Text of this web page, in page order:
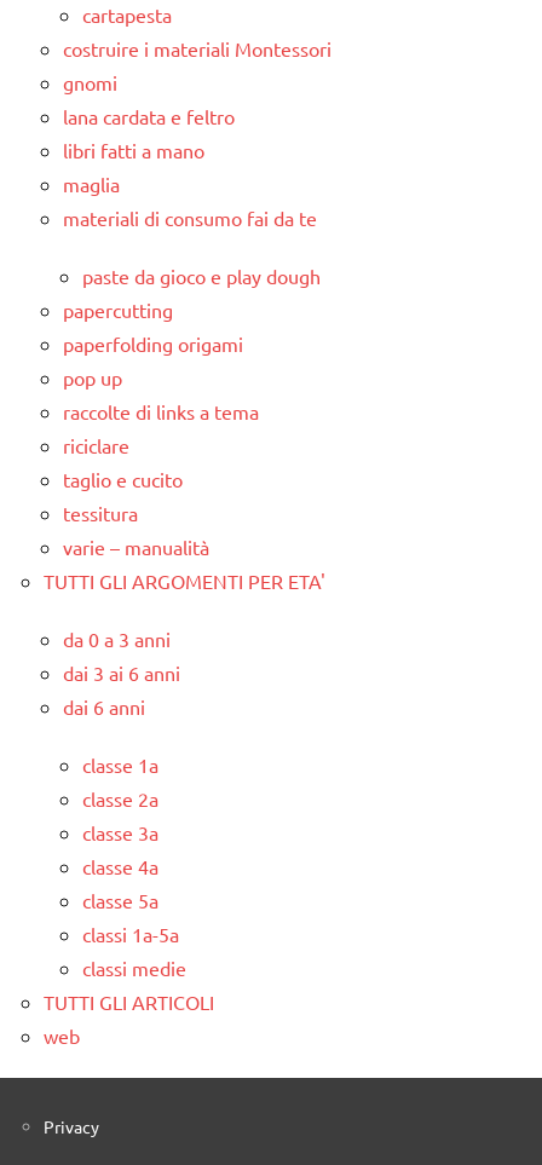
cartapesta
costruire i materiali Montessori
gnomi
lana cardata e feltro
libri fatti a mano
maglia
materiali di consumo fai da te
paste da gioco e play dough
papercutting
paperfolding origami
pop up
raccolte di links a tema
riciclare
taglio e cucito
tessitura
varie – manualità
TUTTI GLI ARGOMENTI PER ETA'
da 0 a 3 anni
dai 3 ai 6 anni
dai 6 anni
classe 1a
classe 2a
classe 3a
classe 4a
classe 5a
classi 1a-5a
classi medie
TUTTI GLI ARTICOLI
web
Privacy